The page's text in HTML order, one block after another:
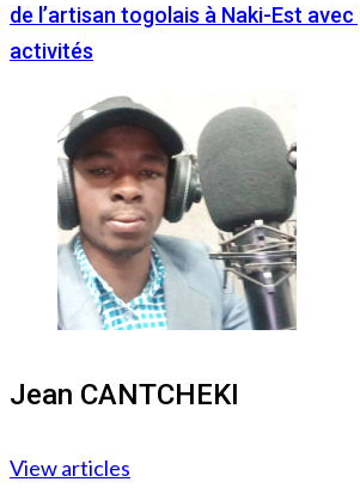
de l’artisan togolais à Naki-Est
activités
Jean CANTCHEKI
View articles